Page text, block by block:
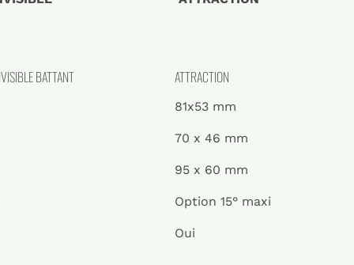
BATTANT ATTRACTION
81x53 mm
70 x 46 mm
95 x 60 mm
Option 15° maxi
Oui